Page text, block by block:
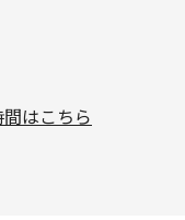
はこちら